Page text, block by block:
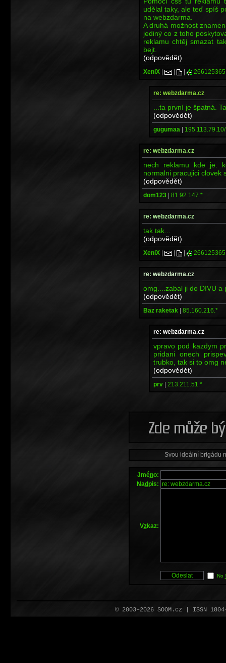
udělal taky, ale teď spíš
na webzdarma.
A druhá možnost
jediný co z toho
reklamu chtěj smazat
bejt.
(odpovědět)
XeniX | | | 266125365
re: webzdarma.cz
...ta první je špatná.
(odpovědět)
gugumaa |
re: webzdarma.cz
nech reklamu kde je.
normalni pracujici clovek
(odpovědět)
dom123 | 81.92.147.*
re: webzdarma.cz
tak tak...
(odpovědět)
XeniX | | | 266125365
re: webzdarma.cz
omg....zabal ji do DIVU a
(odpovědět)
Baz raketak | 85.160.216.*
re: webzdarma.cz
vpravo pod kazdym
pridani onech
trubko, tak si to omg
(odpovědět)
prv | 213.211.51.*
Svou ideální brigádu
Jméno:
Nadpis:
Vzkaz:
No
© 2003–2026 SOOM.cz | ISSN